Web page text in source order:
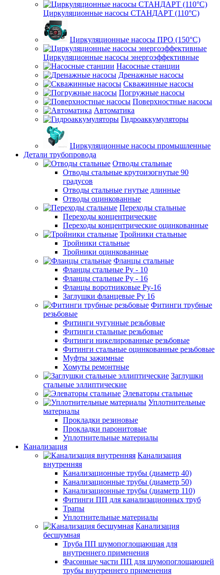
Циркуляционные насосы СТАНДАРТ (110°C)
Циркуляционные насосы ПРО (150°C)
Циркуляционные насосы энергоэффективные
Насосные станции
Дренажные насосы
Скважинные насосы
Погружные насосы
Поверхностные насосы
Автоматика
Гидроаккумуляторы
Циркуляционные насосы промышленные
Детали трубопровода
Отводы стальные
Отводы стальные крутоизогнутые 90
градусов
Отводы стальные гнутые длинные
Отводы оцинкованные
Переходы стальные
Переходы концентрические
Переходы концентрические оцинкованные
Тройники стальные
Тройники стальные
Тройники оцинкованные
Фланцы стальные
Фланцы стальные Ру - 10
Фланцы стальные Ру - 16
Фланцы воротниковые Ру-16
Заглушки фланцевые Ру 16
Фитинги трубные
резьбовые
Фитинги чугунные резьбовые
Фитинги стальные резьбовые
Фитинги никелированные резьбовые
Фитинги стальные оцинкованные резьбовые
Муфты зажимные
Хомуты ремонтные
Заглушки
стальные эллиптические
Элеваторы стальные
Уплотнительные
материалы
Прокладки резиновые
Прокладки паронитовые
Уплотнительные материалы
Канализация
Канализация
внутренняя
Канализационные трубы (диаметр 40)
Канализационные трубы (диаметр 50)
Канализационные трубы (диаметр 110)
Фитинги ПП для канализационных труб
Трапы
Уплотнительные материалы
Канализация
бесшумная
Труба ПП шумопоглощающая для
внутреннего применения
Фасонные части ПП для шумопоглощающей
трубы внутреннего применения